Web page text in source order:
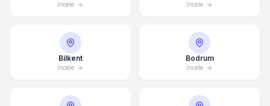
İncele İncele
Bilkent
İncele
Bodrum
İncele